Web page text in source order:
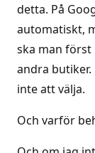
detta. På
automatiskt,
ska man
andra
inte att välja.
Och varför